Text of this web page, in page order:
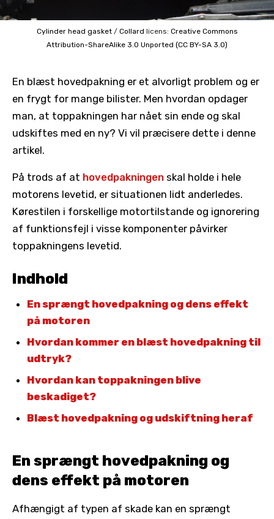
Cylinder head gasket / Collard licens: Creative Commons
Attribution-ShareAlike 3.0 Unported (CC BY-SA 3.0)
En blæst hovedpakning er et alvorligt problem og er
en frygt for mange bilister. Men hvordan opdager
man, at toppakningen har nået sin ende og skal
udskiftes med en ny? Vi vil præcisere dette i denne
artikel.
På trods af at hovedpakningen skal holde i hele
motorens levetid, er situationen lidt anderledes.
Kørestilen i forskellige motortilstande og ignorering
af funktionsfejl i visse komponenter påvirker
toppakningens levetid.
Indhold
En sprængt hovedpakning og dens effekt
på motoren
Hvordan kommer en blæst hovedpakning til
udtryk?
Hvordan kan toppakningen blive
beskadiget?
Blæst hovedpakning og udskiftning heraf
En sprængt hovedpakning og
dens effekt på motoren
Afhængigt af typen af skade kan en sprængt